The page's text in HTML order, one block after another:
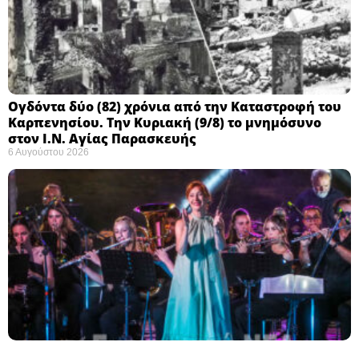
Ογδόντα δύο (82) χρόνια από την Καταστροφή του
Καρπενησίου. Την Κυριακή (9/8) το μνημόσυνο
στον Ι.Ν. Αγίας Παρασκευής
6 Αυγούστου 2026